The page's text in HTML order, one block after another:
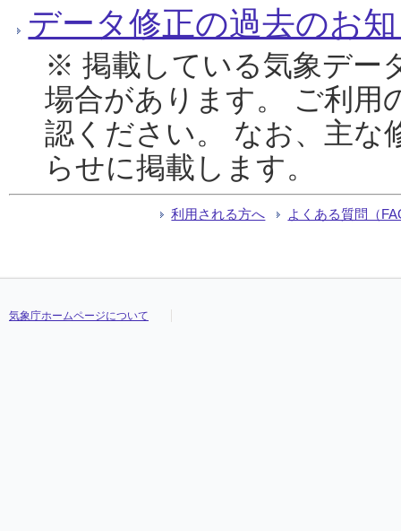
データ修正の過去のお
※ 掲載している気象デー
場合があります。 ご利用
認ください。 なお、主な
らせに掲載します。
利用される方へ よくある質問（
気象庁ホームページについて